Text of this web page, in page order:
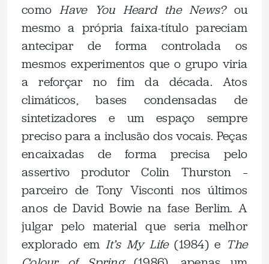
comoHave You Heard the News? ou
mesmo a própria faixa-título pareciam
antecipar de forma controlada os
mesmos experimentos que o grupo viria
a reforçar no fim da década. Atos
climáticos, bases condensadas de
sintetizadores e um espaço sempre
preciso para a inclusão dos vocais. Peças
encaixadas de forma precisa pelo
assertivo produtor Colin Thurston –
parceiro de Tony Visconti nos últimos
anos de David Bowie na fase Berlim. A
julgar pelo material que seria melhor
explorado em It’s My Life(1984) e The